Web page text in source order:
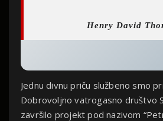
Henry David
Jednu divnu priču službeno smo
Dobrovoljno vatrogasno društvo
završilo projekt pod nazivom